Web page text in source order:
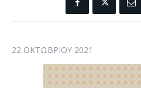
22 ΟΚΤΩΒΡΊΟΥ 2021